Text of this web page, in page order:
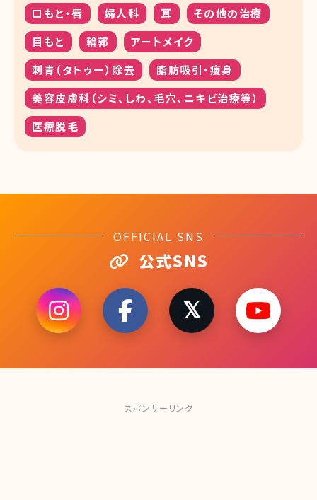
口もと・唇
婦人科 耳
その他の治療
目もと
輪郭
アートメイク
刺青（タトゥー）除去
脂肪吸引・痩身
美容皮膚科（シミ、しわ、毛穴、ニキビ治療等）
医療脱毛
OFFICIAL SNS
公式SNS
スポンサーリンク